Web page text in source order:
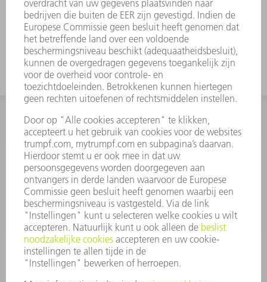
hoorngereedschappen worden vervangen
door deelstukken van 100 mm.
INFORMATIE
Veel gestelde vragen
Algemene voorwaarden
CONTACT
+31 88 4002 400
Ma. - vr. 8.00 - 17.00 uur
onderdelen.tnl@de.trumpf.com